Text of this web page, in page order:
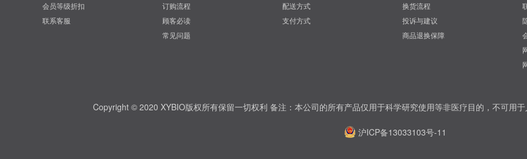
会员等级折扣
联系客服
订购流程
顾客必读
常见问题
配送方式
支付方式
换货流程
投诉与建议
商品退换保障
Copyright © 2020 XYBIO版权所有保留一切权利 备注：本公司的所有产品仅用于科学研究使用等非医疗目的，不可用
沪ICP备13033103号-11